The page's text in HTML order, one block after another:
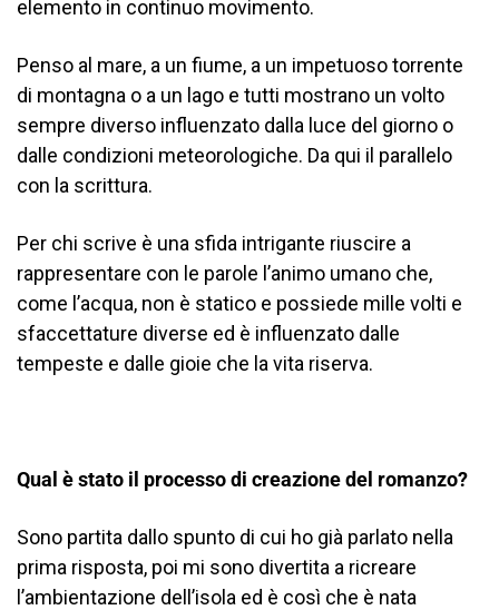
elemento in continuo movimento.
Penso al mare, a un fiume, a un impetuoso torrente
di montagna o a un lago e tutti mostrano un volto
sempre diverso influenzato dalla luce del giorno o
dalle condizioni meteorologiche. Da qui il parallelo
con la scrittura.
Per chi scrive è una sfida intrigante riuscire a
rappresentare con le parole l’animo umano che,
come l’acqua, non è statico e possiede mille volti e
sfaccettature diverse ed è influenzato dalle
tempeste e dalle gioie che la vita riserva.
Qual è stato il processo di creazione del romanzo?
Sono partita dallo spunto di cui ho già parlato nella
prima risposta, poi mi sono divertita a ricreare
l’ambientazione dell’isola ed è così che è nata